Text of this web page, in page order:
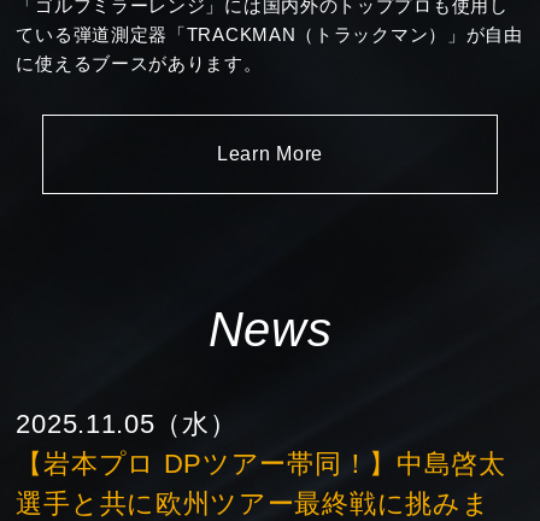
「ゴルフミラーレンジ」には国内外のトッププロも使用し
ている弾道測定器「TRACKMAN（トラックマン）」が自由
に使えるブースがあります。
Learn More
News
2025.11.05（水）
【岩本プロ DPツアー帯同！】中島啓太
選手と共に欧州ツアー最終戦に挑みま